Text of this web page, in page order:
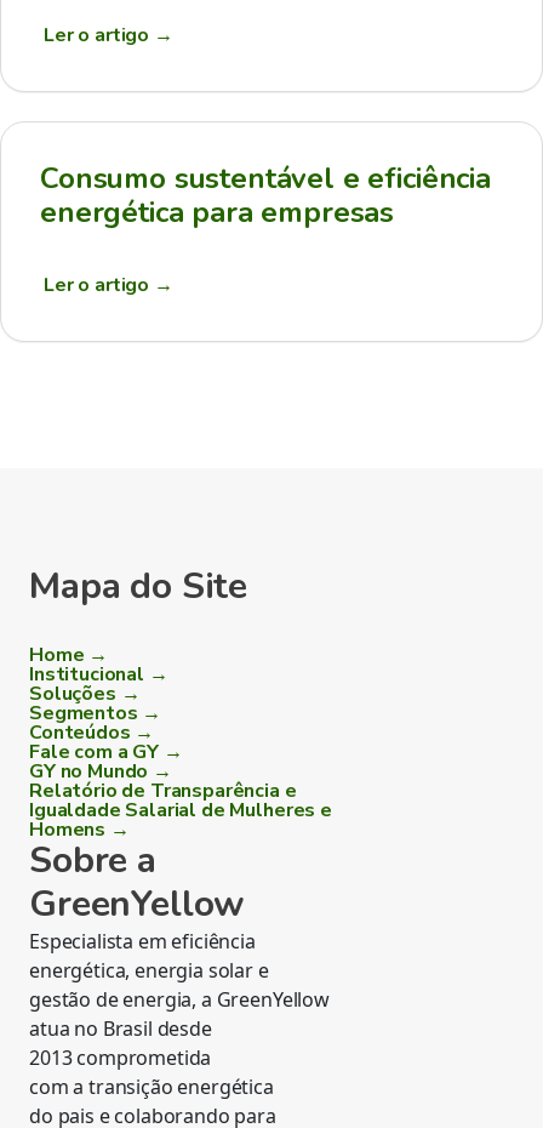
Ler o artigo →
Consumo sustentável e eficiência
energética para empresas
Ler o artigo →
Mapa do Site
Home →
Institucional →
Soluções →
Segmentos →
Conteúdos →
Fale com a GY →
GY no Mundo →
Relatório de Transparência e
Igualdade Salarial de Mulheres e
Homens →
Sobre a
GreenYellow
Especialista em eficiência
energética, energia solar e
gestão de energia, a GreenYellow
atua no Brasil desde
2013 comprometida
com a transição energética
do pais e colaborando para